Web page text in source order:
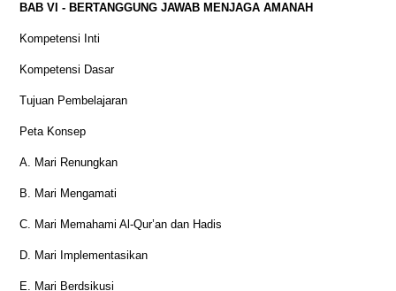
BAB VI - BERTANGGUNG JAWAB MENJAGA AMANAH
Kompetensi Inti
Kompetensi Dasar
Tujuan Pembelajaran
Peta Konsep
A. Mari Renungkan
B. Mari Mengamati
C. Mari Memahami Al-Qur’an dan Hadis
D. Mari Implementasikan
E. Mari Berdsikusi